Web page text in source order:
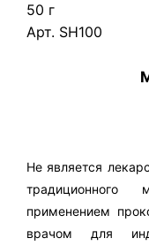
50 г
Арт. SH100
Не является
традиционного
применением
врачом для